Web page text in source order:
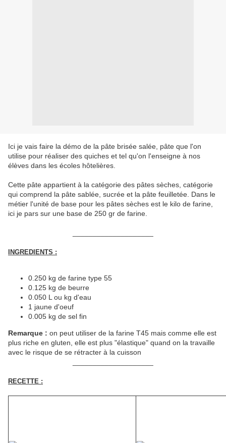
Ici je vais faire la démo de la pâte brisée salée, pâte que l'on
utilise pour réaliser des quiches et tel qu'on l'enseigne à nos
élèves dans les écoles hôtelières.
Cette pâte appartient à la catégorie des pâtes sèches, catégorie
qui comprend la pâte sablée, sucrée et la pâte feuilletée. Dans le
métier l'unité de base pour les pâtes sèches est le kilo de farine,
ici je pars sur une base de 250 gr de farine.
INGREDIENTS :
0.250 kg de farine type 55
0.125 kg de beurre
0.050 L ou kg d'eau
1 jaune d'oeuf
0.005 kg de sel fin
Remarque : on peut utiliser de la farine T45 mais comme elle est
plus riche en gluten, elle est plus "élastique" quand on la travaille
avec le risque de se rétracter à la cuisson
RECETTE :